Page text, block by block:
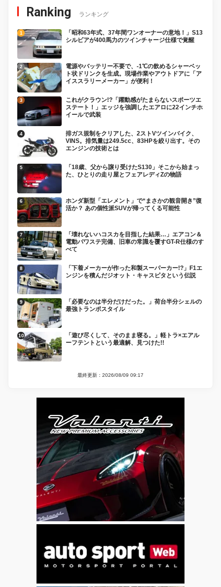
Ranking ランキング
「昭和63年式、37年間ワンオーナーの意地！」S13
シルビアが400馬力のツインチャージ仕様で覚醒
電源やバッテリー不要で、-1℃の飲めるシャーベッ
ト状ドリンクを生成。現場作業やアウトドアに「ア
イススラリーメーカー」が便利！
これがクラウン!?「躍動感がたまらないスポーツエ
ステート！」エッジを強調したエアロに22インチホ
イールで武装
排ガス規制をクリアした、2ストVツインバイク、
VINS。排気量は249.5cc、83HPを絞り出す。その
エンジンの技術とは
「18歳、父から譲り受けたS130」そこから始まっ
た、ひとりの走り屋とフェアレディZの物語
ホンダ新型「エレメント」で“まさかの観音開き”復
活か？ あの個性派SUVが帰ってくる可能性
「壊れないハコスカを目指した結果…」エアコン＆
電動パワステ完備、旧車の常識を覆すGT-R仕様のす
べて
「下着メーカーが作った和製スーパーカー!?」F1エ
ンジンを積んだジオット・キャスピタという伝説
「必要なのは半分だけだった。」荷台半分シェルの
最強トランポスタイル
「遊び尽くして、そのまま寝る。」軽トラ×エアル
ーフテントという最適解、見つけた!!
最終更新：2026/08/09 09:17